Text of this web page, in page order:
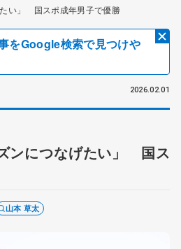
い」 国スポ成年男子で優勝
をGoogle検索で見つけや
2026.02.01
ンにつなげたい」 国ス
山本 草太